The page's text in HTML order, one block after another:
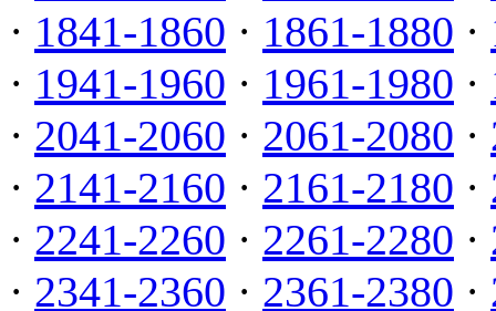
· 1841-1860 · 1861-1880 ·
· 1941-1960 · 1961-1980 ·
· 2041-2060 · 2061-2080 ·
· 2141-2160 · 2161-2180 ·
· 2241-2260 · 2261-2280 ·
· 2341-2360 · 2361-2380 ·